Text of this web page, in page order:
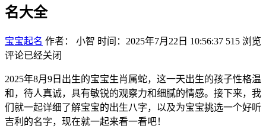
名大全
宝宝起名 作者： 小智 时间：2025年7月22日 10:56:37 515 浏览
评论已经关闭
2025年8月9日出生的宝宝生肖属蛇，这一天出生的孩子性格温
和，待人真诚，具有敏锐的观察力和细腻的情感。接下来，我
们就一起详细了解宝宝的出生八字，以及为宝宝挑选一个好听
吉利的名字，现在就一起来看一看吧！